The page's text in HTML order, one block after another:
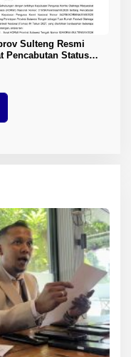
Sulteng Resmi
Pencabutan Status